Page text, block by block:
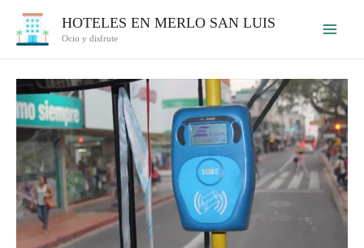
HOTELES EN MERLO SAN LUIS
Ocio y disfrute